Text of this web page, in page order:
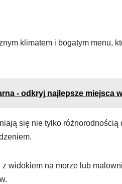
klimatem i bogatym menu,
- odkryj najlepsze miejsca
się nie tylko różnorodnością
widokiem na morze lub